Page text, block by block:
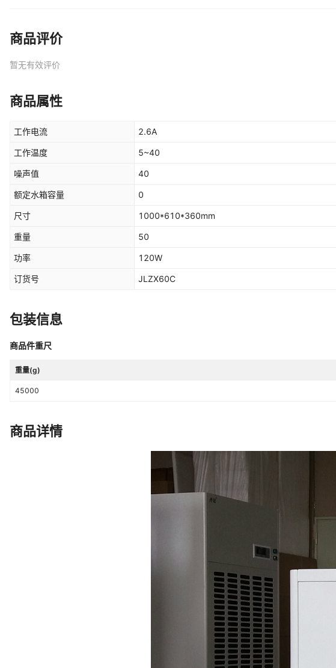
商品评价
暂无有效评价
商品属性
工作电流 2.6A
工作温度 5~40
噪声值 40
额定水箱容量 0
尺寸 1000*610*360mm
重量 50
功率 120W
订货号 JLZX60C
包装信息
商品件重尺
重量(g)
45000
商品详情